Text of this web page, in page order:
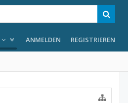
ANMELDEN REGISTRIEREN